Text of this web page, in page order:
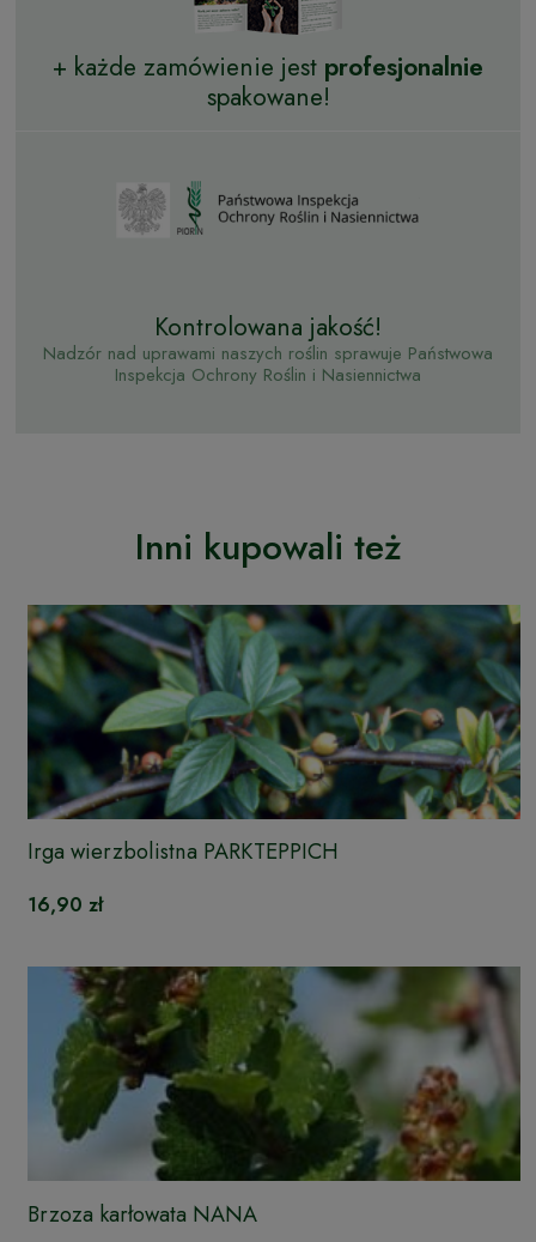
+ każde zamówienie jest profesjonalnie
spakowane!
Kontrolowana jakość!
Nadzór nad uprawami naszych roślin sprawuje Państwowa
Inspekcja Ochrony Roślin i Nasiennictwa
Inni kupowali też
Irga wierzbolistna PARKTEPPICH
16,90 zł
Brzoza karłowata NANA